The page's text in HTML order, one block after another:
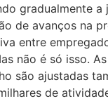
gradualmente a
de avanços na
entre
não é só isso.
são ajustadas
de